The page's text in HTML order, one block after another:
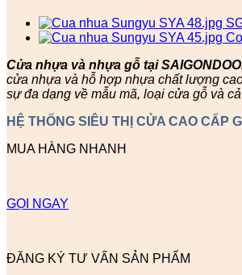
Cửa nhựa và nhựa gỗ tại
cửa nhựa và hỗ hợp nhựa chất lượng
sự đa dạng về mẫu mã, loại cửa gỗ và
HỆ THỐNG SIÊU THỊ CỬA CAO CẤP
MUA HÀNG NHANH
GỌI NGAY
ĐĂNG KÝ TƯ VẤN SẢN PHẨM